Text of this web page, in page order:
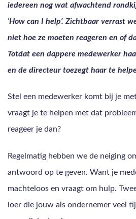
iedereen nog wat afwachtend
‘How can I help’. Zichtbaar verrast
niet hoe ze moeten reageren en of
Totdat een dappere medewerker
en de directeur toezegt haar te
Stel een medewerker komt bij je
vraagt je te helpen met dat
reageer je dan?
Regelmatig hebben we de neiging
antwoord op te geven. Want je
machteloos en vraagt om hulp.
loer die jouw als ondernemer veel